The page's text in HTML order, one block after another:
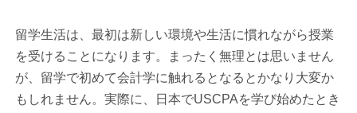
留学生活は、最初は新しい環境や生活に慣れながら授業
を受けることになります。まったく無理とは思いません
が、留学で初めて会計学に触れるとなるとかなり大変か
もしれません。実際に、日本でUSCPAを学び始めたとき